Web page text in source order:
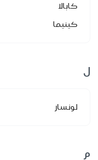
كابالا
كينيما
ل
لونسار
م